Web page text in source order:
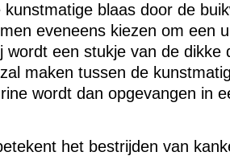
kunstmatige blaas door de
eveneens kiezen om een
wordt een stukje van de dikke
maken tussen de
wordt dan opgevangen in
het bestrijden van